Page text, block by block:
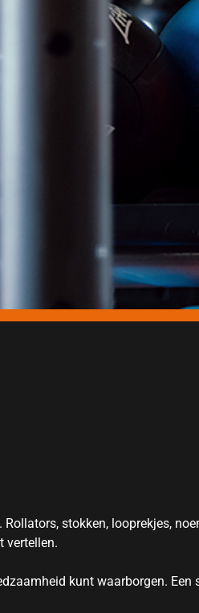
stokken, looprekjes,
vertellen.
kunt waarborgen. Een